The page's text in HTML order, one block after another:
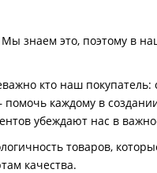
это, поэтому в
кто наш
помочь каждому в
убеждают нас в
товаров,
качества.